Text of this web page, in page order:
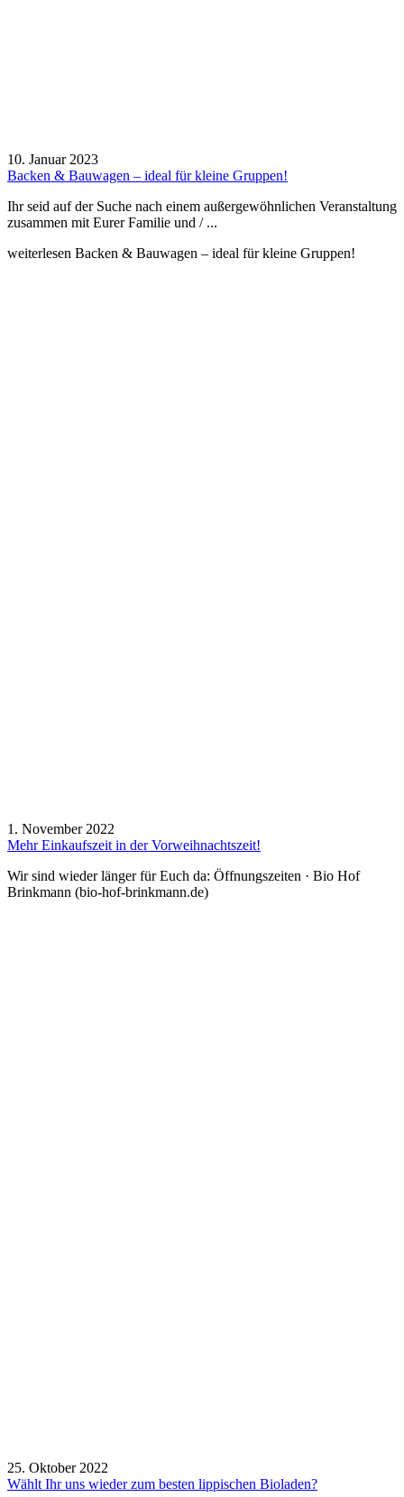
10. Januar 2023
Backen & Bauwagen – ideal für kleine Gruppen!
Ihr seid auf der Suche nach einem außergewöhnlichen Veranstaltung
zusammen mit Eurer Familie und / ...
weiterlesen Backen & Bauwagen – ideal für kleine Gruppen!
1. November 2022
Mehr Einkaufszeit in der Vorweihnachtszeit!
Wir sind wieder länger für Euch da: Öffnungszeiten · Bio Hof
Brinkmann (bio-hof-brinkmann.de)
25. Oktober 2022
Wählt Ihr uns wieder zum besten lippischen Bioladen?